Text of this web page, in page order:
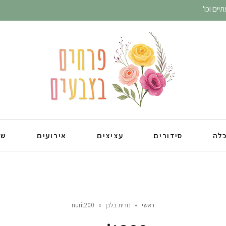
וכו'
סידורים עציצים אירועים
ראשי » נורית בלבן »
nurit200